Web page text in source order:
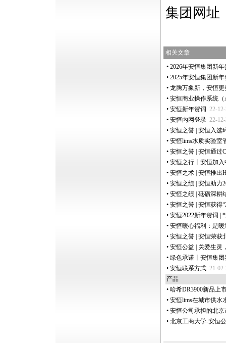
集团网址
相关文章
• 2026年安恒集团新
• 2025年安恒集团新
• 龙腾万象新，安恒
• 安恒商业操作系统（
• 安恒新年贺词 22-
• 安恒内网登录 22-
• 安恒之誉 | 安恒入选
• 安恒lims水质实验室
• 安恒之誉 | 安恒通过
• 安恒之行丨安恒加
• 安恒之术 | 安恒推出
• 安恒之绩 | 安恒助力
• 安恒之绩 | 砥砺深耕
• 安恒之誉 | 安恒获得
• 安恒2022新年贺词 | *
• 安恒暖心福利：是
• 安恒之誉 | 安恒荣获
• 安恒公益 | 关爱生灵
• 绿色承诺丨安恒集
• 安恒联系方式 21-
产品
• 哈希DR3900新品上
• 安恒lims在城市供水
• 安恒公司承担的北
• 北京工商大学-安恒